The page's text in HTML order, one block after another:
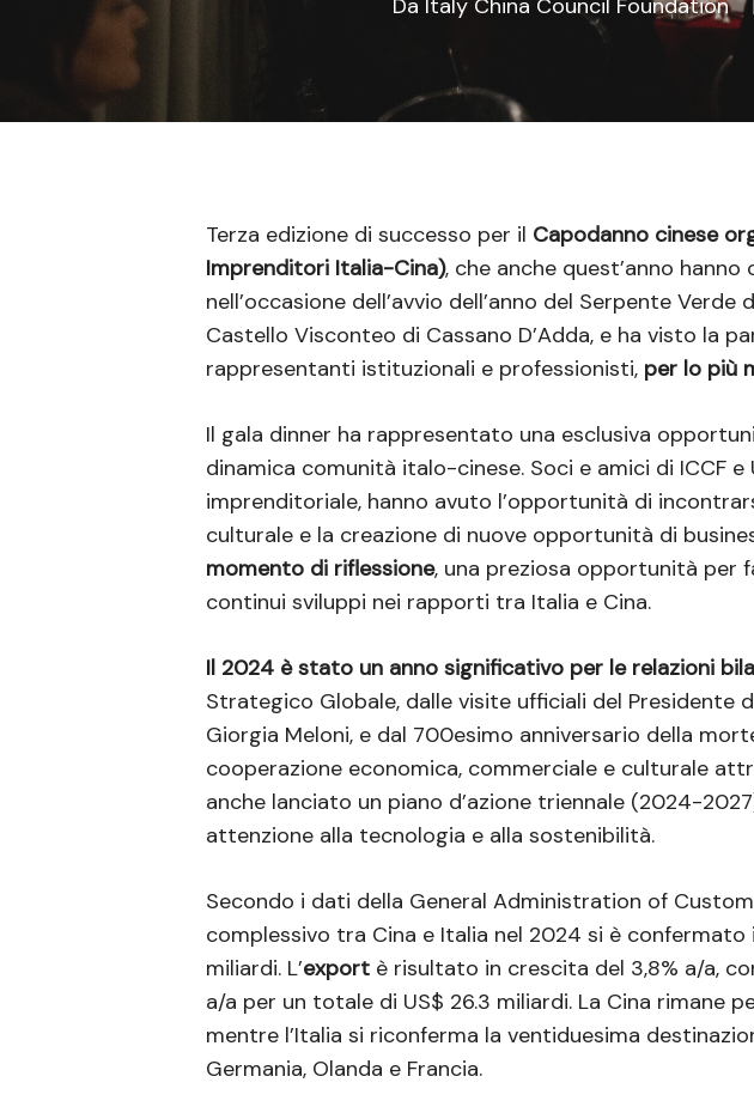
Da Italy China Council Foundation
Terza edizione di successo per il Capodanno cinese
Imprenditori Italia-Cina), che anche quest’anno
nell’occasione dell’avvio dell’anno del Serpente
Castello Visconteo di Cassano D’Adda, e ha visto la
rappresentanti istituzionali e professionisti, per lo più
Il gala dinner ha rappresentato una esclusiva
dinamica comunità italo-cinese. Soci e amici di ICCF
imprenditoriale, hanno avuto l’opportunità di
culturale e la creazione di nuove opportunità di
momento di riflessione, una preziosa opportunità per
continui sviluppi nei rapporti tra Italia e Cina.
Il 2024 è stato un anno significativo per le relazioni
Strategico Globale, dalle visite ufficiali del Presidente
Giorgia Meloni, e dal 700esimo anniversario della
cooperazione economica, commerciale e culturale
anche lanciato un piano d’azione triennale (2024-
attenzione alla tecnologia e alla sostenibilità.
Secondo i dati della General Administration of
complessivo tra Cina e Italia nel 2024 si è
miliardi. L’export è risultato in crescita del 3,8% a/a,
a/a per un totale di US$ 26.3 miliardi. La Cina rimane
mentre l’Italia si riconferma la ventiduesima
Germania, Olanda e Francia.